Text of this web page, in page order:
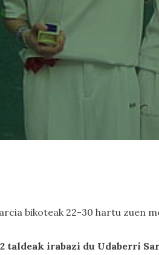
bikoteak 22-30 hartu zuen
taldeak irabazi du Udaberri